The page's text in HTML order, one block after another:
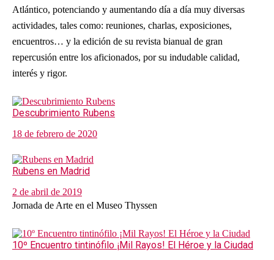
Atlántico, potenciando y aumentando día a día muy diversas
actividades, tales como: reuniones, charlas, exposiciones,
encuentros… y la edición de su revista bianual de gran
repercusión entre los aficionados, por su indudable calidad,
interés y rigor.
Descubrimiento Rubens
18 de febrero de 2020
Rubens en Madrid
2 de abril de 2019
Jornada de Arte en el Museo Thyssen
10º Encuentro tintinófilo ¡Mil Rayos! El Héroe y la Ciudad